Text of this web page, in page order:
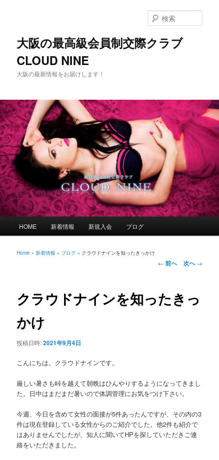
移
動
大阪の最高級会員制交際クラブ
CLOUD NINE
大阪の最新情報をお届けします！
索
HOME 新着情報 新規入会 ブログ
Home »新着情報 » ブログ » クラウドナインを知ったきっかけ
投
ビ
ゲ
← 前へ 次へ→
クラウドナインを知ったきっ
かけ
投稿日時:2021年9月4日
こんにちは。クラウドナインです。
厳しい暑さも峠を越えて朝晩はひんやりするようになってきまし
た。日中はまだまだ暑いので体調管理にお気をつけ下さい。
今週、今日を含めて女性の面接が5件あったんですが、その内の3
件は現在登録している女性からのご紹介でした。他2件も紹介で
はありませんでしたが、知人に聞いてHPを探していただきご連
絡をいただきました。